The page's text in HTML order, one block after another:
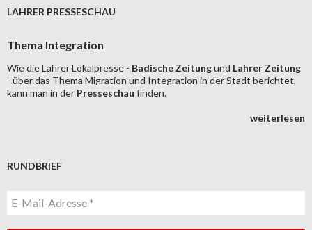
LAHRER PRESSESCHAU
Thema Integration
Wie die Lahrer Lokalpresse - Badische Zeitungund Lahrer Zeitung
- über das Thema Migration und Integration in der Stadt berichtet,
kann man in der Presseschau finden.
weiterlesen
RUNDBRIEF